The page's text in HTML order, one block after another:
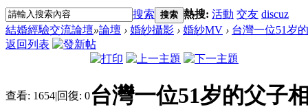
搜索 搜索 熱搜: 活動 交友 discuz
結婚經驗交流論壇»論壇 › 婚紗攝影 › 婚紗MV › 台灣一位51岁
返回列表
查看: 1654|回復: 0台灣一位51岁的父子